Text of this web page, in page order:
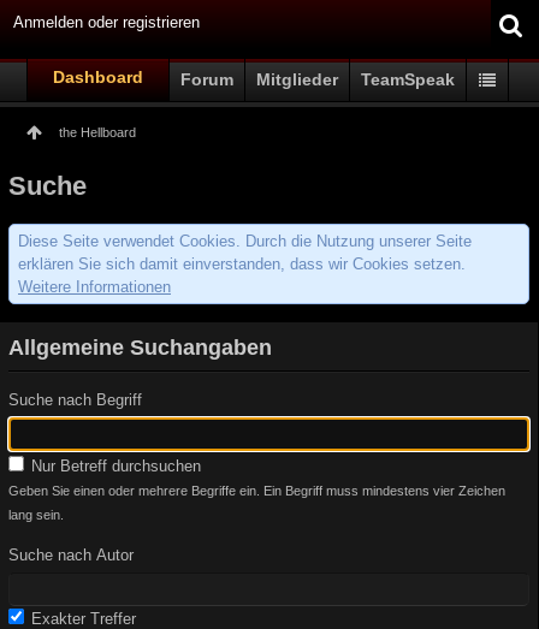
Anmelden oder registrieren
Dashboard Forum Mitglieder TeamSpeak
the Hellboard
Suche
Diese Seite verwendet Cookies. Durch die Nutzung unserer Seite
erklären Sie sich damit einverstanden, dass wir Cookies setzen.
Weitere Informationen
Allgemeine Suchangaben
Suche nach Begriff
Nur Betreff durchsuchen
Geben Sie einen oder mehrere Begriffe ein. Ein Begriff muss mindestens vier Zeichen
lang sein.
Suche nach Autor
Exakter Treffer